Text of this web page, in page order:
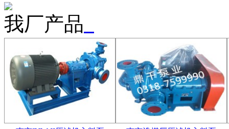
我厂产品